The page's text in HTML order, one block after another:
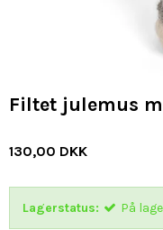
Filtet julemus
130,00 DKK
Lagerstatus: På